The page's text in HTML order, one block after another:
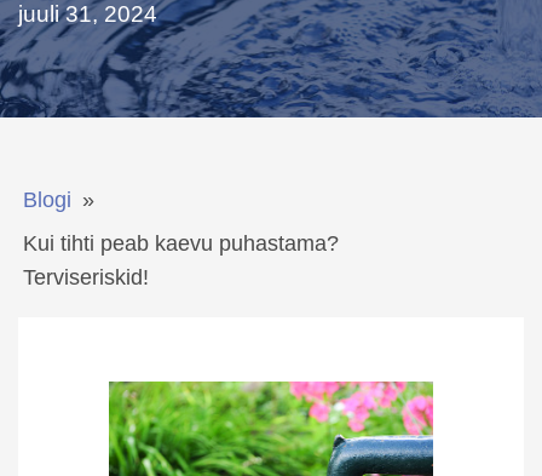
juuli 31, 2024
Blogi »
Kui tihti peab kaevu puhastama?
Terviseriskid!